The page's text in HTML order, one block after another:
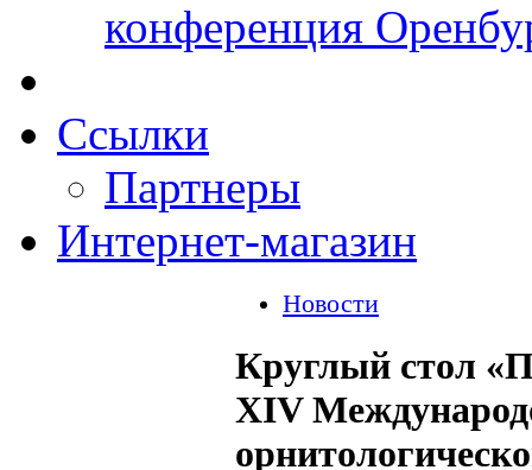
конференция
Ссылки
Партнеры
Интернет-магазин
Новости
Круглый стол
XIV